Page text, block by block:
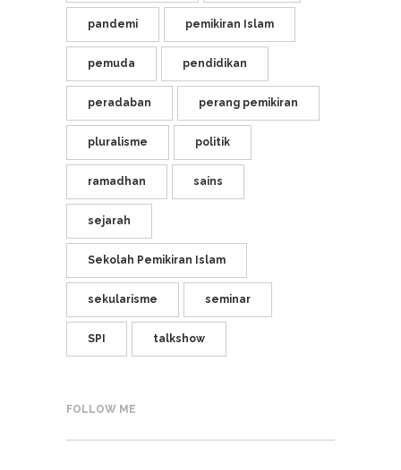
pandemi pemikiran Islam
pemuda pendidikan
peradaban perang pemikiran
pluralisme politik
ramadhan sains
sejarah
Sekolah Pemikiran Islam
sekularisme seminar
SPI talkshow
FOLLOW ME